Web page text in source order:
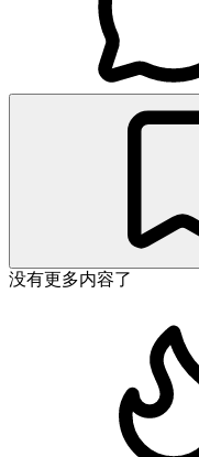
没有更多内容了